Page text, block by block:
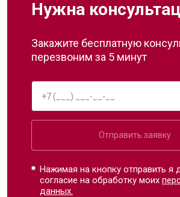
Нужна
Закажите бесплатную
перезвоним за 5 минут
Отправить заявку
Нажимая на кнопку отправить я
согласие на обработку моих
данных.